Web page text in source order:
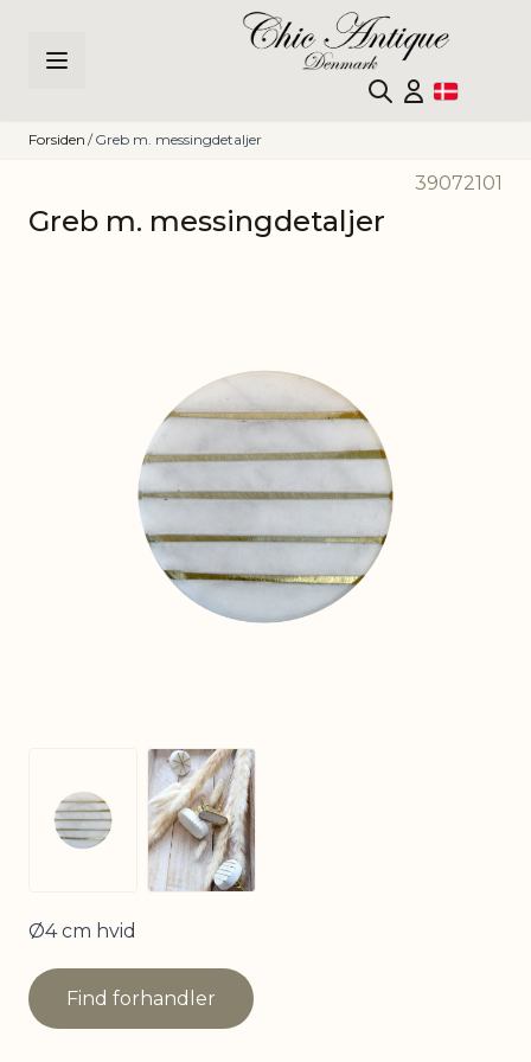
Forsiden / Greb m. messingdetaljer
39072101
Greb m. messingdetaljer
View larger image
View larger image
Ø4 cm hvid
Find forhandler